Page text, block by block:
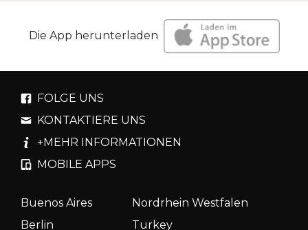
Die App herunterladen
FOLGE UNS
KONTAKTIERE UNS
+MEHR INFORMATIONEN
MOBILE APPS
Buenos Aires
Nordrhein Westfalen
Berlin
Turkey